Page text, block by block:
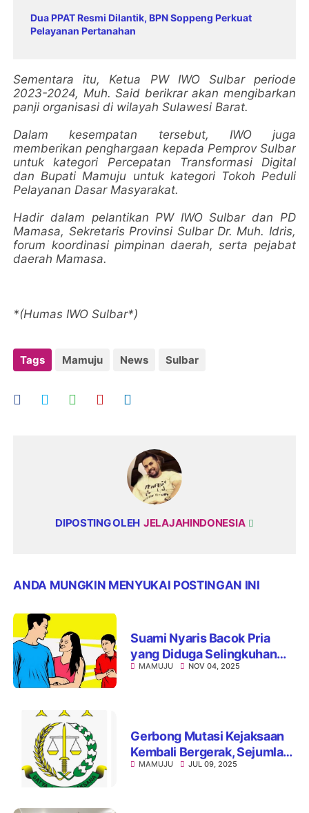
Dua PPAT Resmi Dilantik, BPN Soppeng Perkuat
Pelayanan Pertanahan
Sementara itu, Ketua PW IWO Sulbar periode
2023-2024, Muh. Said berikrar akan mengibarkan
panji organisasi di wilayah Sulawesi Barat.
Dalam kesempatan tersebut, IWO juga
memberikan penghargaan kepada Pemprov Sulbar
untuk kategori Percepatan Transformasi Digital
dan Bupati Mamuju untuk kategori Tokoh Peduli
Pelayanan Dasar Masyarakat.
Hadir dalam pelantikan PW IWO Sulbar dan PD
Mamasa, Sekretaris Provinsi Sulbar Dr. Muh. Idris,
forum koordinasi pimpinan daerah, serta pejabat
daerah Mamasa.
*(Humas IWO Sulbar*)
Tags Mamuju News Sulbar
DIPOSTING OLEH JELAJAHINDONESIA
ANDA MUNGKIN MENYUKAI POSTINGAN INI
Suami Nyaris Bacok Pria
yang Diduga Selingkuhan
Istrinya di Mamuju Tengah
MAMUJU NOV 04, 2025
Gerbong Mutasi Kejaksaan
Kembali Bergerak, Sejumlah
Pejabat Kejati Sulbar
MAMUJU JUL 09, 2025